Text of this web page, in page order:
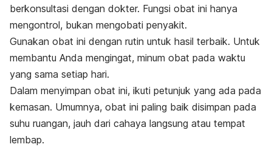
berkonsultasi dengan dokter. Fungsi obat ini hanya
mengontrol, bukan mengobati penyakit.
Gunakan obat ini dengan rutin untuk hasil terbaik. Untuk
membantu Anda mengingat, minum obat pada waktu
yang sama setiap hari.
Dalam menyimpan obat ini, ikuti petunjuk yang ada pada
kemasan. Umumnya, obat ini paling baik disimpan pada
suhu ruangan, jauh dari cahaya langsung atau tempat
lembap.